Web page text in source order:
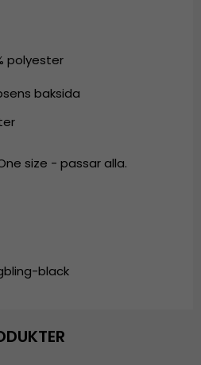
polyester
baksida
size - passar alla.
black